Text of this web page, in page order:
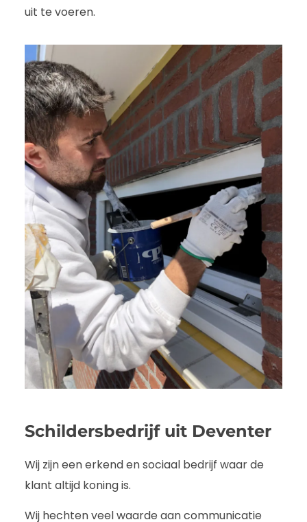
uit te voeren.
Schildersbedrijf uit Deventer
Wij zijn een erkend en sociaal bedrijf waar de
klant altijd koning is.
Wij hechten veel waarde aan communicatie